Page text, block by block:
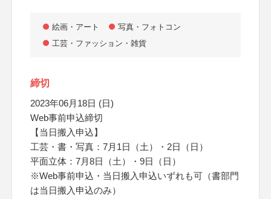
絵画・アート
写真・フォトコン
工芸・ファッション・雑貨
締切
2023年06月18日 (日)
Web事前申込締切
【当日搬入申込】
工芸・書・写真：7月1日（土）・2日（日）
平面立体：7月8日（土）・9日（日）
※Web事前申込・当日搬入申込いずれも可（書部門
は当日搬入申込のみ）